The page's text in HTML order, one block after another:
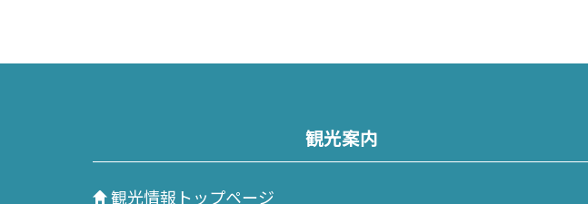
観光案内
観光情報トップページ